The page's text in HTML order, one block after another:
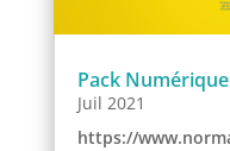
Pack
Juil 2021
https://